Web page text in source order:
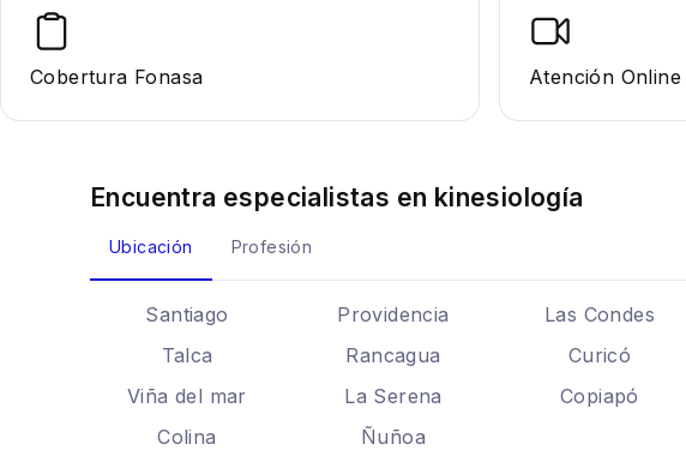
Cobertura Fonasa Atención Online
Encuentra especialistas en kinesiología
Ubicación Profesión
Santiago Providencia Las Condes
Talca
Rancagua Curicó
Viña del mar
La Serena Copiapó
Colina
Ñuñoa